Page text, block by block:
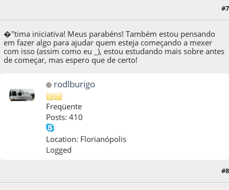
#7
�"tima iniciativa! Meus parabéns! Também estou pensando
em fazer algo para ajudar quem esteja começando a mexer
com isso (assim como eu _), estou estudando mais sobre antes
de começar, mas espero que de certo!
rodlburigo
Freqüente
Posts: 410
Location: Florianópolis
Logged
#8